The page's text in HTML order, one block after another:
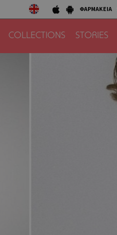
ΦΑΡΜΑΚΕΙΑ
COLLECTIONS STORIES